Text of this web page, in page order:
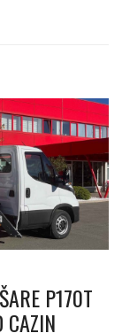
P170T
CAZIN